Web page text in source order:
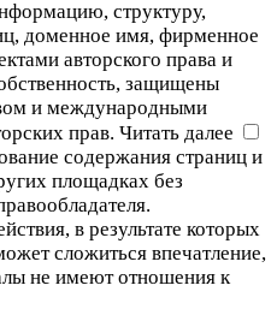
структуру,
доменное имя, фирменное
авторского права и
защищены
и международными
прав. Читать далее
содержания страниц и
площадках без
в результате которых
сложиться впечатление,
не имеют отношения к